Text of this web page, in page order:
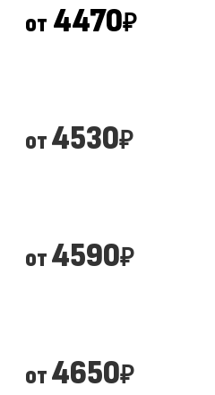
от 4470₽
от4530₽
от4590₽
от4650₽